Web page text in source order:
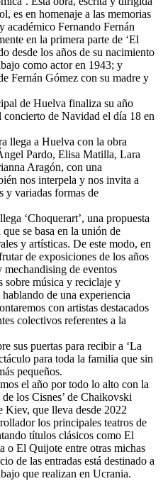
es en homenaje a las memorias
académico Fernando Fernán
en la primera parte de ‘El
desde los años de su nacimiento
como actor en 1943; y
Fernán Gómez con su madre y
de Huelva finaliza su año
de Navidad el día 18 en
llega a Huelva con la obra
Pardo, Elisa Matilla, Lara
Aragón, con una
nos interpela y nos invita a
y variadas formas de
‘Choquerart’, una propuesta
se basa en la unión de
y artísticas. De este modo, en
de exposiciones de los años
de eventos
sobre música y reciclaje y
de una experiencia
con artistas destacados
colectivos referentes a la
sus puertas para recibir a ‘La
para toda la familia que sin
pequeños.
el año por todo lo alto con la
los Cisnes’ de Chaikovski
Kiev, que lleva desde 2022
los principales teatros de
títulos clásicos como El
o El Quijote entre otras michas
de las entradas está destinado a
que realizan en Ucrania.